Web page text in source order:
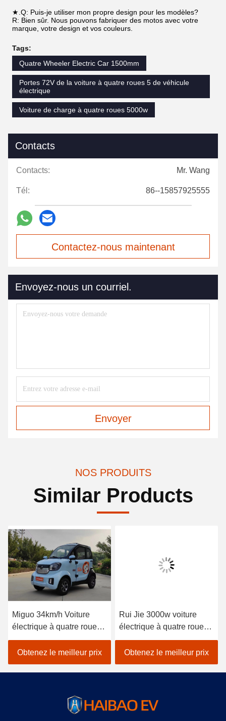
★.Q: Puis-je utiliser mon propre design pour les modèles?
R: Bien sûr. Nous pouvons fabriquer des motos avec votre
marque, votre design et vos couleurs.
Tags:
Quatre Wheeler Electric Car 1500mm
Portes 72V de la voiture à quatre roues 5 de véhicule
électrique
Voiture de charge à quatre roues 5000w
Contacts
Contacts: Mr. Wang
Tél: 86--15857925555
Contactez-nous maintenant
Envoyez-nous un courriel.
Envoyer
NOS PRODUITS
Similar Products
Miguo 34km/h Voiture
électrique à quatre roues
Mini Caravane pratique
Véhicule électrique de
passagers
Obtenez le meilleur prix
Rui Jie 3000w voiture
électrique à quatre roues
passagers voiture à quatre
roues batterie 40km/h
Obtenez le meilleur prix